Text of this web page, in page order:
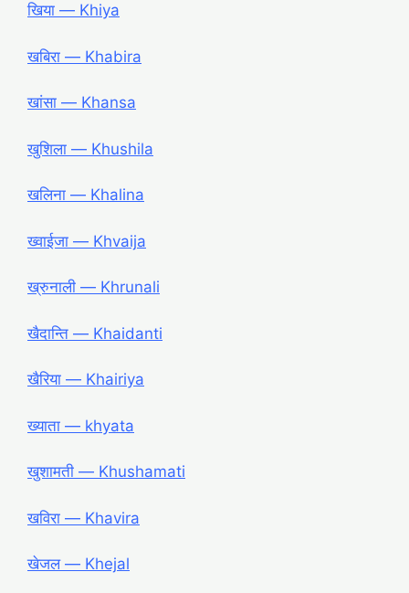
खिया ― Khiya
खबिरा ― Khabira
खांसा ― Khansa
खुशिला ― Khushila
खलिना ― Khalina
ख्वाईजा ― Khvaija
ख्रुनाली ― Khrunali
खैदान्ति ― Khaidanti
खैरिया ― Khairiya
ख्याता ― khyata
खुशामती ― Khushamati
खविरा ― Khavira
खेजल ― Khejal